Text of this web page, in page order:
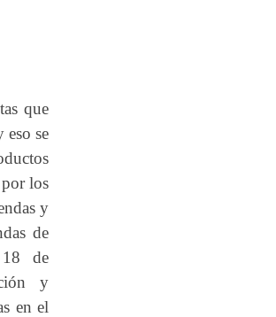
que
eso se
los
y
de
18 de
y
en el